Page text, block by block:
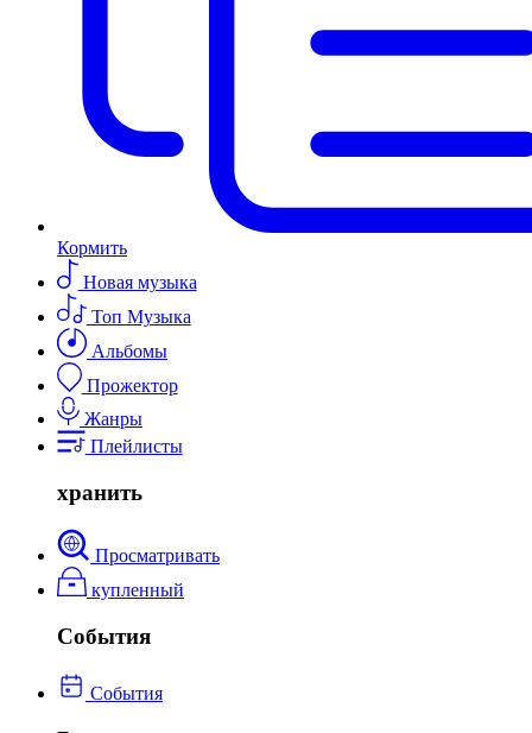
Кормить
Новая музыка
Топ Музыка
Альбомы
Прожектор
Жанры
Плейлисты
хранить
Просматривать
купленный
События
События